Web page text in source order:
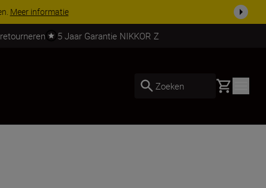
compleetKoop nu
5 Jaar Garantie NIKKOR Z
Zoeken Basket